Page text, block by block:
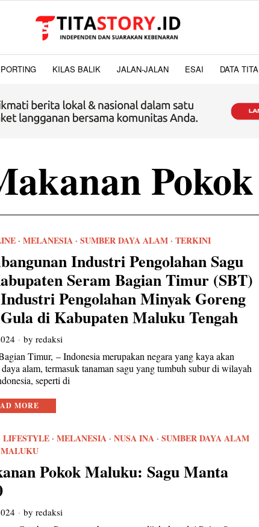
KILAS BALIK JALAN-JALAN ESAI DATA TITA
Pokok
· MELANESIA· SUMBER DAYA ALAM· TERKINI
Industri Pengolahan Sagu
Seram Bagian Timur (SBT)
Pengolahan Minyak Goreng
di Kabupaten Maluku Tengah
byredaksi
Timur, – Indonesia merupakan negara yang kaya akan
alam, termasuk tanaman sagu yang tumbuh subur di wilayah
seperti di
MORE
LIFESTYLE· MELANESIA· NUSA INA· SUMBER DAYA ALAM
Pokok Maluku: Sagu Manta
byredaksi